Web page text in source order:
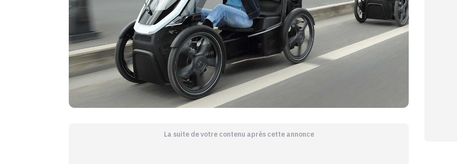
La suite de votre contenu après cette annonce